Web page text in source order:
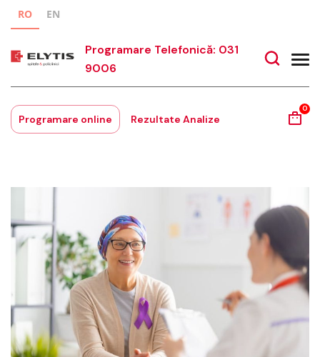
RO EN
Programare Telefonică: 031
9006
Programare online Rezultate Analize
0